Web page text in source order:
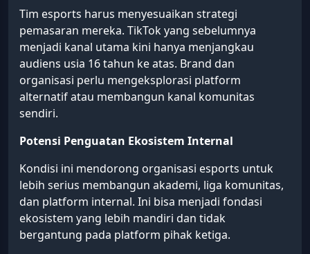
Tim esports harus menyesuaikan strategi
pemasaran mereka. TikTok yang sebelumnya
menjadi kanal utama kini hanya menjangkau
audiens usia 16 tahun ke atas. Brand dan
organisasi perlu mengeksplorasi platform
alternatif atau membangun kanal komunitas
sendiri.
Potensi Penguatan Ekosistem Internal
Kondisi ini mendorong organisasi esports untuk
lebih serius membangun akademi, liga komunitas,
dan platform internal. Ini bisa menjadi fondasi
ekosistem yang lebih mandiri dan tidak
bergantung pada platform pihak ketiga.